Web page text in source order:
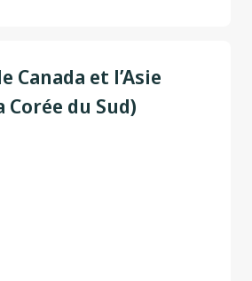
Canada et l’Asie
du Sud)